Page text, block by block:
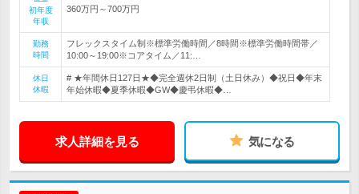
初年度
年収
360万円～700万円
勤務
時間
フレックスタイム制※標準労働時間／8時間※標準労働時間帯／
10:00～19:00※コアタイム／11:…
休日
休暇
# ★年間休日127日★◆完全週休2日制（土日休み）◆祝日◆年末
年始休暇◆夏季休暇◆GW◆慶弔休暇◆…
求人詳細を見る 気になる